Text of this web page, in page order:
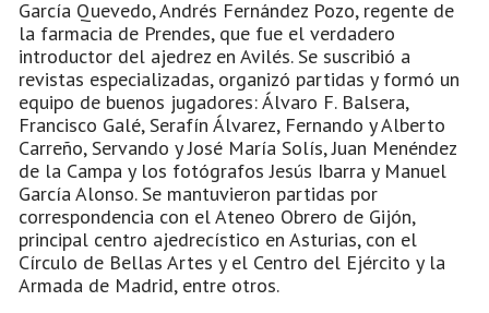
García Quevedo, Andrés Fernández Pozo, regente de
la farmacia de Prendes, que fue el verdadero
introductor del ajedrez en Avilés. Se suscribió a
revistas especializadas, organizó partidas y formó un
equipo de buenos jugadores: Álvaro F. Balsera,
Francisco Galé, Serafín Álvarez, Fernando y Alberto
Carreño, Servando y José María Solís, Juan Menéndez
de la Campa y los fotógrafos Jesús Ibarra y Manuel
García Alonso. Se mantuvieron partidas por
correspondencia con el Ateneo Obrero de Gijón,
principal centro ajedrecístico en Asturias, con el
Círculo de Bellas Artes y el Centro del Ejército y la
Armada de Madrid, entre otros.